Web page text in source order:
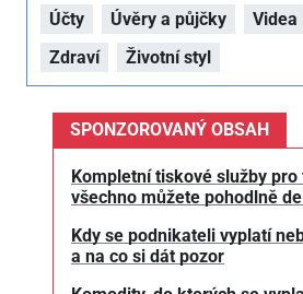
Účty Úvěry a půjčky Videa
Zdraví
Životní styl
SPONZOROVANÝ OBSAH
Kompletní tiskové služby pro
všechno můžete pohodlně
Kdy se podnikateli vyplatí
a na co si dát pozor